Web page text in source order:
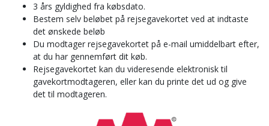
3 års gyldighed fra købsdato.
Bestem selv beløbet på rejsegavekortet ved at indtaste
det ønskede beløb
Du modtager rejsegavekortet på e-mail umiddelbart efter,
at du har gennemført dit køb.
Rejsegavekortet kan du videresende elektronisk til
gavekortmodtageren, eller kan du printe det ud og give
det til modtageren.